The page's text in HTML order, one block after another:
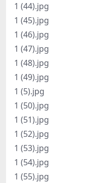
1 (44).jpg
1 (45).jpg
1 (46).jpg
1 (47).jpg
1 (48).jpg
1 (49).jpg
1 (5).jpg
1 (50).jpg
1 (51).jpg
1 (52).jpg
1 (53).jpg
1 (54).jpg
1 (55).jpg